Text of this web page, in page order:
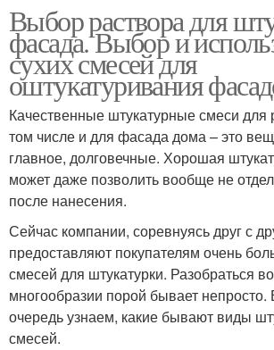
Выбор раствора для
фасада. Выбор и
сухих смесей для
оштукатуривания
Качественные штукатурные смеси для
том числе и для фасада дома – это
главное, долговечные. Хорошая
может даже позволить вообще не
после нанесения.
Сейчас компании, соревнуясь друг с
предоставляют покупателям очень
смесей для штукатурки. Разобраться
многообразии порой бывает
очередь узнаем, какие бывают виды
смесей.